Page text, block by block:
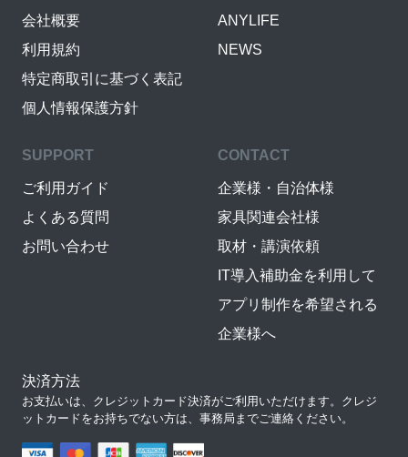
会社概要
利用規約
特定商取引に基づく表記
個人情報保護方針
ANYLIFE
NEWS
SUPPORT
ご利用ガイド
よくある質問
お問い合わせ
CONTACT
企業様・自治体様
家具関連会社様
取材・講演依頼
IT導入補助金を利用して
アプリ制作を希望される
企業様へ
決済方法
お支払いは、クレジットカード決済がご利用いただけます。クレジ
ットカードをお持ちでない方は、事務局までご連絡ください。